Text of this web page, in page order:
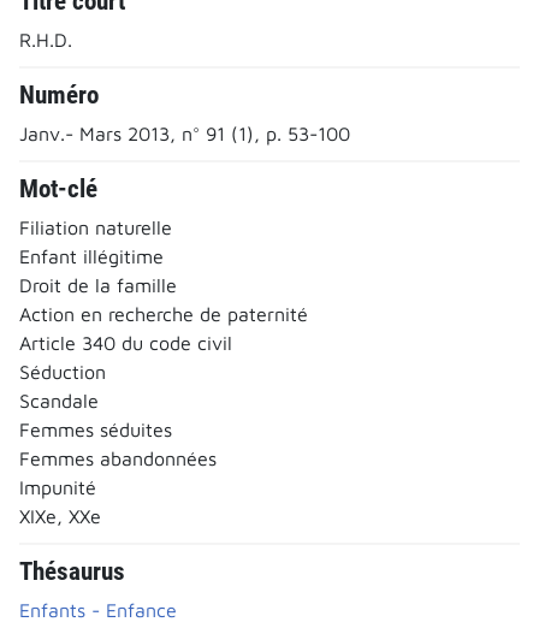
R.H.D.
Numéro
Janv.- Mars 2013, n° 91 (1), p. 53-100
Mot-clé
Filiation naturelle
Enfant illégitime
Droit de la famille
Action en recherche de paternité
Article 340 du code civil
Séduction
Scandale
Femmes séduites
Femmes abandonnées
Impunité
XIXe, XXe
Thésaurus
Enfants - Enfance